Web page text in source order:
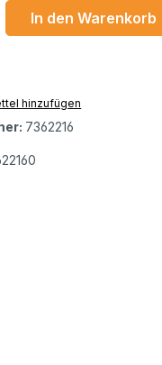
Anzahl: Gib
In den Warenkorb
hinzufügen
7362216